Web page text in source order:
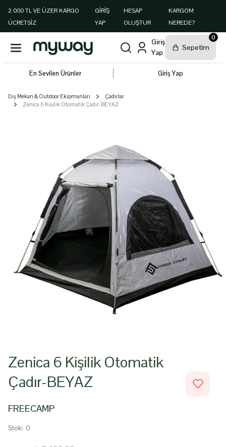
2.000 TL VE ÜZER KARGO
ÜCRETSİZ
GIRIŞ
YAP
HESAP
OLUŞTUR
KARGOM
NEREDE?
0
En Sevilen Ürünler Giriş Yap
Dış Mekan & Outdoor Ekipmanları
Çadırlar
Zenica 6 Kişilik Otomatik Çadır-BEYAZ
Zenica 6 Kişilik Otomatik
Çadır-BEYAZ
FREECAMP
Stok: 0